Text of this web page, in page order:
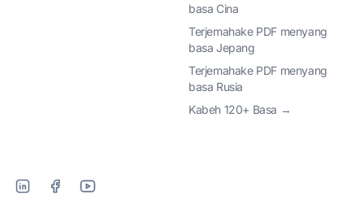
basa Cina
Terjemahake PDF menyang
basa Jepang
Terjemahake PDF menyang
basa Rusia
Kabeh 120+ Basa →